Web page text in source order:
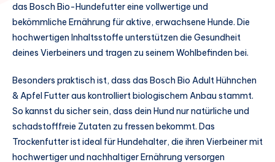
das Bosch Bio-Hundefutter eine vollwertige und
bekömmliche Ernährung für aktive, erwachsene Hunde. Die
hochwertigen Inhaltsstoffe unterstützen die Gesundheit
deines Vierbeiners und tragen zu seinem Wohlbefinden bei.
Besonders praktisch ist, dass das Bosch Bio Adult Hühnchen
& Apfel Futter aus kontrolliert biologischem Anbau stammt.
So kannst du sicher sein, dass dein Hund nur natürliche und
schadstofffreie Zutaten zu fressen bekommt. Das
Trockenfutter ist ideal für Hundehalter, die ihren Vierbeiner mit
hochwertiger und nachhaltiger Ernährung versorgen